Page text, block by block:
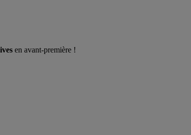
en avant-première !